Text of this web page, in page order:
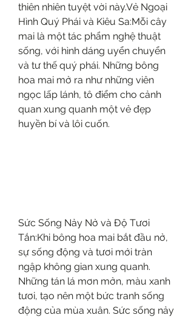
thiên nhiên tuyệt vời này.Vẻ Ngoại
Hình Quý Phái và Kiêu Sa:Mỗi cây
mai là một tác phẩm nghệ thuật
sống, với hình dáng uyển chuyển
và tư thế quý phái. Những bông
hoa mai mở ra như những viên
ngọc lấp lánh, tô điểm cho cảnh
quan xung quanh một vẻ đẹp
huyền bí và lôi cuốn.
Sức Sống Nảy Nở và Độ Tươi
Tắn:Khi bông hoa mai bắt đầu nở,
sự sống động và tươi mới tràn
ngập không gian xung quanh.
Những tán lá mơn mởn, màu xanh
tươi, tạo nên một bức tranh sống
động của mùa xuân. Sức sống nảy